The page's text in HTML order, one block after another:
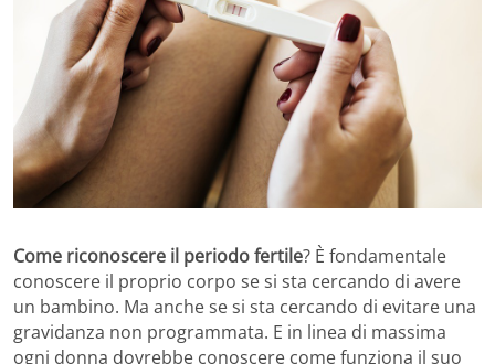
Come riconoscere il periodo fertile? È fondamentale
conoscere il proprio corpo se si sta cercando di avere
un bambino. Ma anche se si sta cercando di evitare una
gravidanza non programmata. E in linea di massima
ogni donna dovrebbe conoscere come funziona il suo